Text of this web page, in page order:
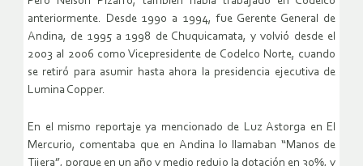
anteriormente. Desde 1990 a 1994, fue Gerente General de
Andina, de 1995 a 1998 de Chuquicamata, y volvió desde el
2003 al 2006 como Vicepresidente de Codelco Norte, cuando
se retiró para asumir hasta ahora la presidencia ejecutiva de
Lumina Copper.
En el mismo reportaje ya mencionado de Luz Astorga en El
Mercurio, comentaba que en Andina lo llamaban “Manos de
Tijera”, porque en un año y medio redujo la dotación en 30%, y